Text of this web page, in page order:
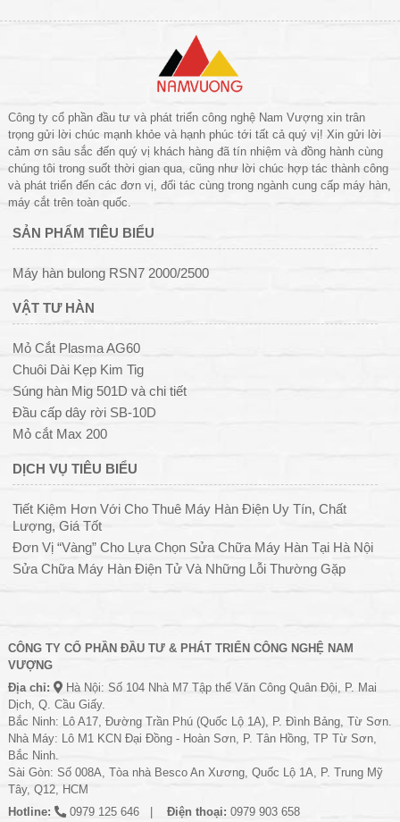
Công ty cổ phần đầu tư và phát triển công nghệ Nam Vượng xin trân
trọng gửi lời chúc mạnh khỏe và hạnh phúc tới tất cả quý vị! Xin gửi lời
cảm ơn sâu sắc đến quý vị khách hàng đã tín nhiệm và đồng hành cùng
chúng tôi trong suốt thời gian qua, cũng như lời chúc hợp tác thành công
và phát triển đến các đơn vị, đối tác cùng trong ngành cung cấp máy hàn,
máy cắt trên toàn quốc.
SẢN PHẨM TIÊU BIỂU
Máy hàn bulong RSN7 2000/2500
VẬT TƯ HÀN
Mỏ Cắt Plasma AG60
Chuôi Dài Kẹp Kim Tig
Súng hàn Mig 501D và chi tiết
Đầu cấp dây rời SB-10D
Mỏ cắt Max 200
DỊCH VỤ TIÊU BIỂU
Tiết Kiệm Hơn Với Cho Thuê Máy Hàn Điện Uy Tín, Chất
Lượng, Giá Tốt
Đơn Vị “Vàng” Cho Lựa Chọn Sửa Chữa Máy Hàn Tại Hà Nội
Sửa Chữa Máy Hàn Điện Tử Và Những Lỗi Thường Gặp
CÔNG TY CỔ PHẦN ĐẦU TƯ & PHÁT TRIỂN CÔNG NGHỆ NAM
VƯỢNG
Địa chỉ:
Hà Nội: Số 104 Nhà M7 Tập thể Văn Công Quân Đội, P. Mai
Dịch, Q. Cầu Giấy.
Bắc Ninh: Lô A17, Đường Trần Phú (Quốc Lộ 1A), P. Đình Bảng, Từ Sơn.
Nhà Máy: Lô M1 KCN Đại Đồng - Hoàn Sơn, P. Tân Hồng, TP Từ Sơn,
Bắc Ninh.
Sài Gòn: Số 008A, Tòa nhà Besco An Xương, Quốc Lộ 1A, P. Trung Mỹ
Tây, Q12, HCM
Hotline:
0979 125 646 Điện thoại: 0979 903 658